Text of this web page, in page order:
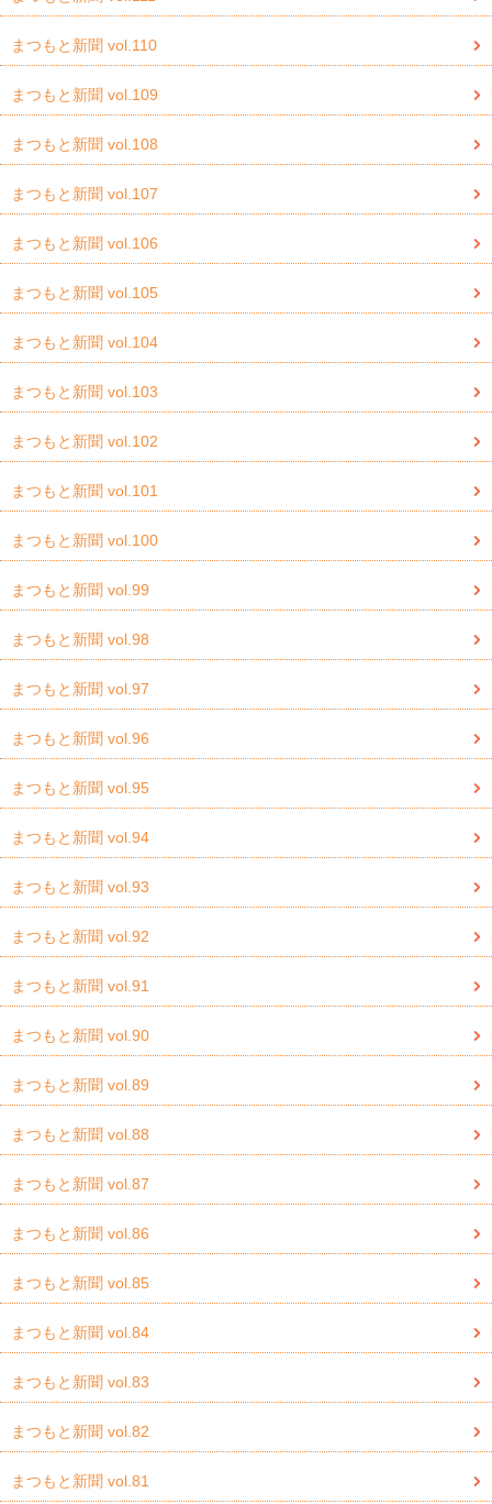
まつもと新聞 vol.110
まつもと新聞 vol.109
まつもと新聞 vol.108
まつもと新聞 vol.107
まつもと新聞 vol.106
まつもと新聞 vol.105
まつもと新聞 vol.104
まつもと新聞 vol.103
まつもと新聞 vol.102
まつもと新聞 vol.101
まつもと新聞 vol.100
まつもと新聞 vol.99
まつもと新聞 vol.98
まつもと新聞 vol.97
まつもと新聞 vol.96
まつもと新聞 vol.95
まつもと新聞 vol.94
まつもと新聞 vol.93
まつもと新聞 vol.92
まつもと新聞 vol.91
まつもと新聞 vol.90
まつもと新聞 vol.89
まつもと新聞 vol.88
まつもと新聞 vol.87
まつもと新聞 vol.86
まつもと新聞 vol.85
まつもと新聞 vol.84
まつもと新聞 vol.83
まつもと新聞 vol.82
まつもと新聞 vol.81